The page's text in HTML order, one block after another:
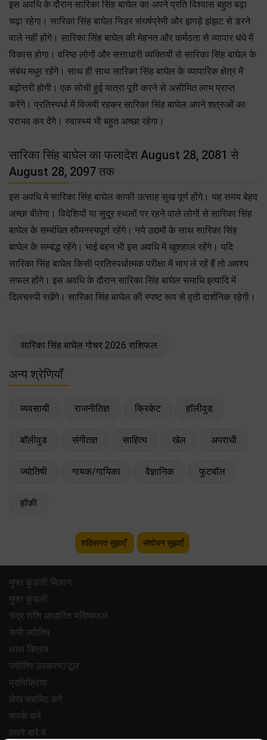
इस अवधि के दौरान सारिका सिंह बाघेल का अपने प्रति विश्वास बहुत बढ़ा
चढ़ा रहेगा। सारिका सिंह बाघेल निडर संघर्षप्रेमी और झगड़े झंझट से डरने
वाले नहीं होंगे। सारिका सिंह बाघेल की मेहनत और कर्मठता से व्यापार धंधे में
विकास होगा। वरिष्ठ लोगों और सत्ताधारी व्यक्तियों से सारिका सिंह बाघेल के
संबंध मधुर रहेंगे। साथ ही साथ सारिका सिंह बाघेल के व्यापारिक क्षेत्र में
बढ़ोत्तरी होगी। एक सोची हुई यात्रा पूरी करने से असीमित लाभ प्राप्त
करेंगे। प्रतिस्पर्धा में विजयी रहकर सारिका सिंह बाघेल अपने शत्रुओं का
पराभव कर देंगे। स्वास्थ्य भी बहुत अच्छा रहेगा।
सारिका सिंह बाघेल का फलादेश August 28, 2081 से
August 28, 2097 तक
इस अवधि मे सारिका सिंह बाघेल काफी उत्साह सुख पूर्ण होंगे। यह समय बेहद
अच्छा बीतेगा। विदेशियों या सुदूर स्थलों पर रहने वाले लोगों से सारिका सिंह
बाघेल के सम्बंधित सौमनस्यपूर्ण रहेंगे। नये उद्यमों के साथ सारिका सिंह
बाघेल के सम्बंद्ध रहेंगे। भाई बहन भी इस अवधि में खुशहाल रहेंगे। यदि
सारिका सिंह बाघेल किसी प्रतिस्पर्धात्मक परीक्षा में भाग ले रहें हैं तो अवश्य
सफल होंगे। इस अवधि के दौरान सारिका सिंह बाघेल समाधि इत्यादि में
दिलचस्पी रखेंगे। सारिका सिंह बाघेल की स्पष्ट रूप से वृती दार्शनिक रहेगी।
सारिका सिंह बाघेल गोचर 2026 राशिफल
अन्य श्रेणियाँ
व्यवसायी राजनीतिज्ञ क्रिकेट हॉलीवुड
बॉलीवुड संगीतज्ञ साहित्य खेल अपराधी
ज्योतिषी गायक/गायिका वैज्ञानिक फुटबॉल
हॉकी
शख़्सियत सुझाएँ संशोधन सुझाएँ
मुफ्त कुंडली मिलान
मुफ्त कुंडली
चंद्र राशि आधारित भविष्यफल
केपी ज्योतिष
लाल किताब
ज्योतिष उपकरण/टूल
प्रतिक्रिया
लेख सबमिट करे
संपर्क करे
हमारे बारे मे